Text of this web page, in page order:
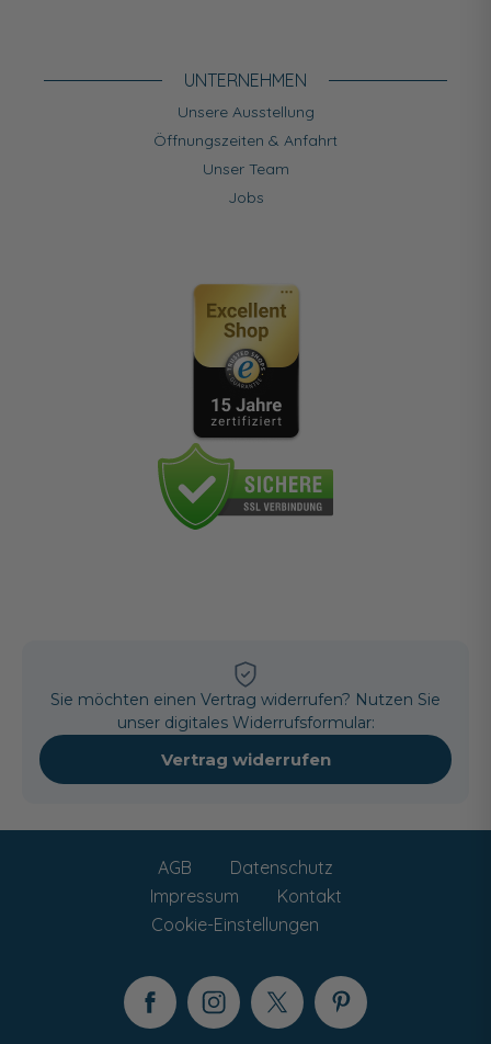
UNTERNEHMEN
Unsere Ausstellung
Öffnungszeiten & Anfahrt
Unser Team
Jobs
Sie möchten einen Vertrag widerrufen? Nutzen Sie
unser digitales Widerrufsformular:
Vertrag widerrufen
AGB
Datenschutz
Impressum
Kontakt
Cookie-Einstellungen